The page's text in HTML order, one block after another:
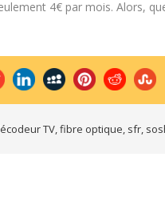
4€ par mois. Alors,
TV,fibre optique, sfr,